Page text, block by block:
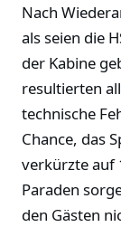
Nach
als seien die
der Kabine
resultierten
technische
Chance, das
verkürzte auf
Paraden
den Gästen